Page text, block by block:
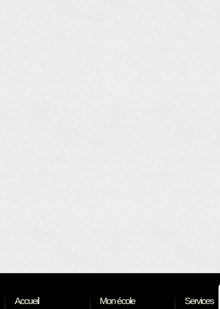
Accueil Mon école Services